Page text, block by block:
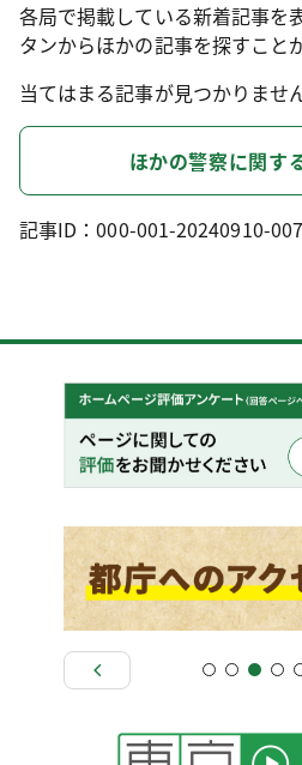
各局で掲載している新着記事を
タンからほかの記事を探すこと
当てはまる記事が見つかりませ
ほかの警察に関す
記事ID：000-001-20240910-